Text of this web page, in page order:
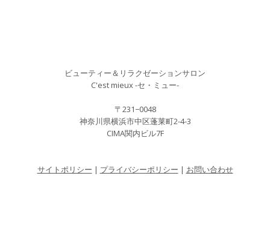
ビューティー＆リラクゼーションサロン
C'est mieux -セ・ミュー-
〒231−0048
神奈川県横浜市中区蓬莱町2-4-3
CIMA関内ビル7F
サイトポリシー | プライバシーポリシー | お問い合わせ